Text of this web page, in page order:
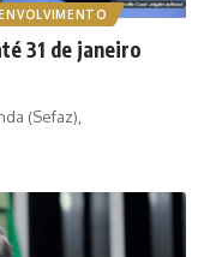
31 de janeiro
(Sefaz),